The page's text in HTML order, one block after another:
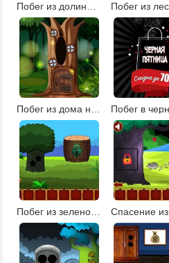
Побег из долины башен
Побег из дома на дереве
Побег из зеленой усадьбы